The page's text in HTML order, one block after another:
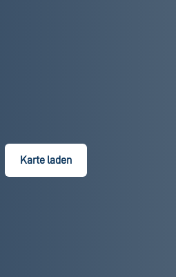
Karte laden